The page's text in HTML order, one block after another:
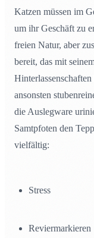
Katzen müssen im
um ihr Geschäft zu
freien Natur, aber
bereit, das mit
ansonsten
die Auslegware
Samtpfoten den
vielfältig:
Stress
Reviermarkieren